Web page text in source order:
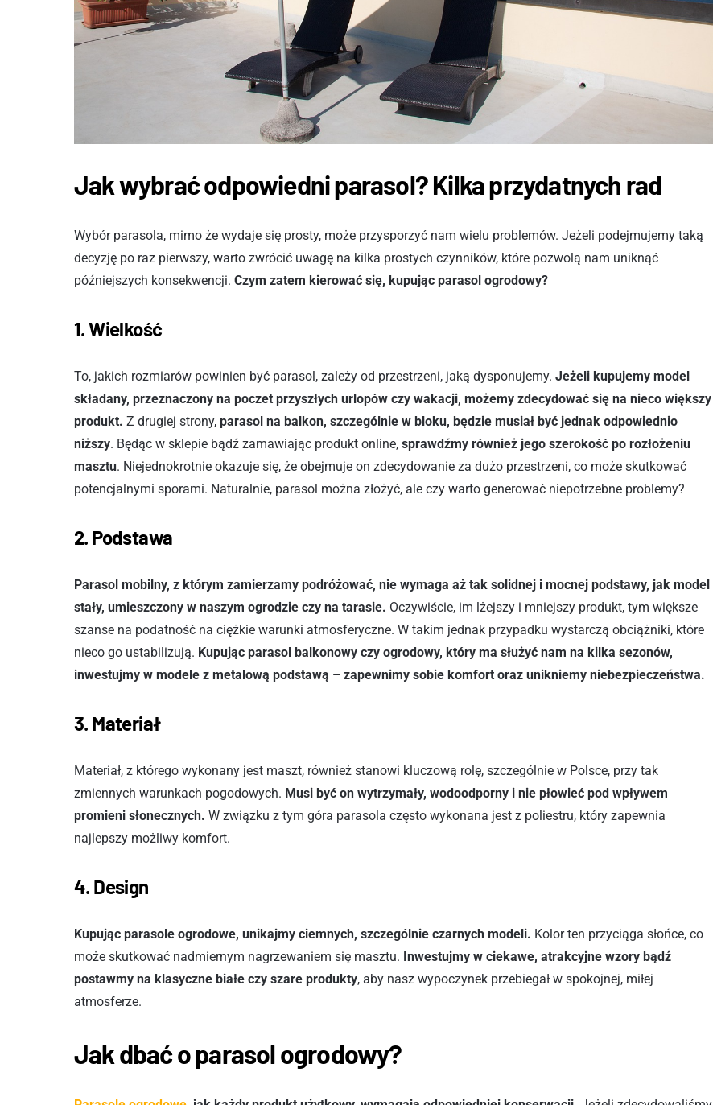
Jak wybrać odpowiedni parasol? Kilka przydatnych rad
Wybór parasola, mimo że wydaje się prosty, może przysporzyć nam wielu problemów. Jeżeli podejmujemy taką
decyzję po raz pierwszy, warto zwrócić uwagę na kilka prostych czynników, które pozwolą nam uniknąć
późniejszych konsekwencji. Czym zatem kierować się, kupując parasol ogrodowy?
1. Wielkość
To, jakich rozmiarów powinien być parasol, zależy od przestrzeni, jaką dysponujemy. Jeżeli kupujemy model
składany, przeznaczony na poczet przyszłych urlopów czy wakacji, możemy zdecydować się na nieco większy
produkt. Z drugiej strony, parasol na balkon, szczególnie w bloku, będzie musiał być jednak odpowiednio
niższy. Będąc w sklepie bądź zamawiając produkt online, sprawdźmy również jego szerokość po rozłożeniu
masztu. Niejednokrotnie okazuje się, że obejmuje on zdecydowanie za dużo przestrzeni, co może skutkować
potencjalnymi sporami. Naturalnie, parasol można złożyć, ale czy warto generować niepotrzebne problemy?
2. Podstawa
Parasol mobilny, z którym zamierzamy podróżować, nie wymaga aż tak solidnej i mocnej podstawy, jak model
stały, umieszczony w naszym ogrodzie czy na tarasie. Oczywiście, im lżejszy i mniejszy produkt, tym większe
szanse na podatność na ciężkie warunki atmosferyczne. W takim jednak przypadku wystarczą obciążniki, które
nieco go ustabilizują. Kupując parasol balkonowy czy ogrodowy, który ma służyć nam na kilka sezonów,
inwestujmy w modele z metalową podstawą – zapewnimy sobie komfort oraz unikniemy niebezpieczeństwa.
3. Materiał
Materiał, z którego wykonany jest maszt, również stanowi kluczową rolę, szczególnie w Polsce, przy tak
zmiennych warunkach pogodowych. Musi być on wytrzymały, wodoodporny i nie płowieć pod wpływem
promieni słonecznych. W związku z tym góra parasola często wykonana jest z poliestru, który zapewnia
najlepszy możliwy komfort.
4. Design
Kupując parasole ogrodowe, unikajmy ciemnych, szczególnie czarnych modeli. Kolor ten przyciąga słońce, co
może skutkować nadmiernym nagrzewaniem się masztu. Inwestujmy w ciekawe, atrakcyjne wzory bądź
postawmy na klasyczne białe czy szare produkty, aby nasz wypoczynek przebiegał w spokojnej, miłej
atmosferze.
Jak dbać o parasol ogrodowy?